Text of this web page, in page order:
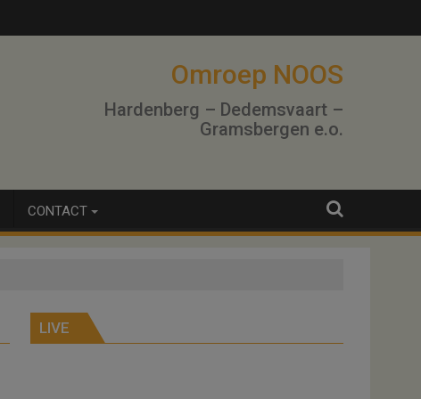
Omroep NOOS
Hardenberg – Dedemsvaart –
Gramsbergen e.o.
CONTACT
LIVE